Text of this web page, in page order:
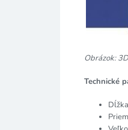
Obrázok:
Technické